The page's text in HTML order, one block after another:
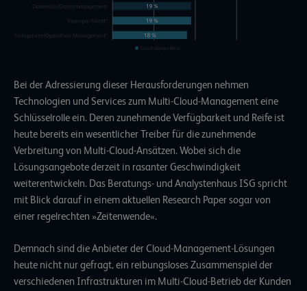
Bei der Adressierung dieser Herausforderungen nehmen
Technologien und Services zum Multi-Cloud-Management eine
Schlüsselrolle ein. Deren zunehmende Verfügbarkeit und Reife ist
heute bereits ein wesentlicher Treiber für die zunehmende
Verbreitung von Multi-Cloud-Ansätzen. Wobei sich die
Lösungsangebote derzeit in rasanter Geschwindigkeit
weiterentwickeln. Das Beratungs- und Analystenhaus ISG spricht
mit Blick darauf in einem aktuellen Research Papersogar von
einer regelrechten »Zeitenwende«.
Demnach sind die Anbieter der Cloud-Management-Lösungen
heute nicht nur gefragt, ein reibungsloses Zusammenspiel der
verschiedenen Infrastrukturen im Multi-Cloud-Betrieb der Kunden